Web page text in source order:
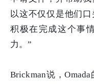
以这不仅仅是他们
积极在完成这个事
力。”
Brickman说，